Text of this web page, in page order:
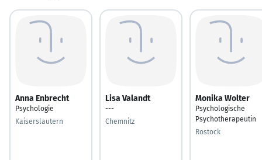
Anna Enbrecht
Psychologie
Kaiserslautern
Lisa Valandt
---
Chemnitz
Monika Wolter
Psychologische
Psychotherapeutin
Rostock